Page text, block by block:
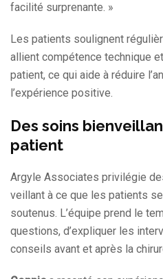
facilité surprenante. »
Les patients soulignent
allient compétence technique
patient, ce qui aide à réduire
l’expérience positive.
Des soins
patient
Argyle Associates privilégie
veillant à ce que les patients
soutenus. L’équipe prend le
questions, d’expliquer les
conseils avant et après la